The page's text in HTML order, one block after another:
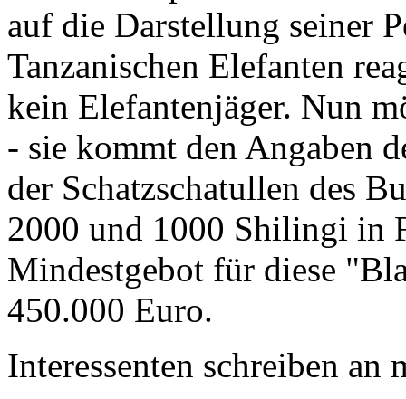
auf die Darstellung seiner
Tanzanischen Elefanten
kein Elefantenjäger. Nun
- sie kommt den Angaben
der Schatzschatullen des
2000 und 1000 Shilingi in
Mindestgebot für diese
450.000 Euro.
Interessenten schreiben